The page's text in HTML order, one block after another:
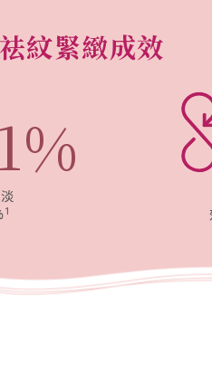
祛紋緊緻成效
%
1